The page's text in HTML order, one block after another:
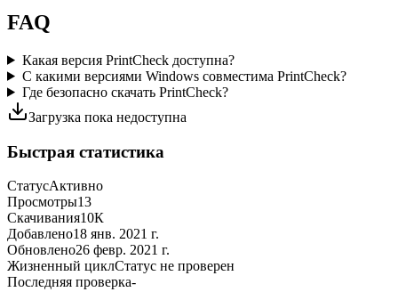
FAQ
Какая версия PrintCheck доступна?
С какими версиями Windows совместима PrintCheck?
Где безопасно скачать PrintCheck?
Загрузка пока недоступна
Быстрая статистика
СтатусАктивно
Просмотры13
Скачивания10К
Добавлено18 янв. 2021 г.
Обновлено26 февр. 2021 г.
Жизненный циклСтатус не проверен
Последняя проверка-